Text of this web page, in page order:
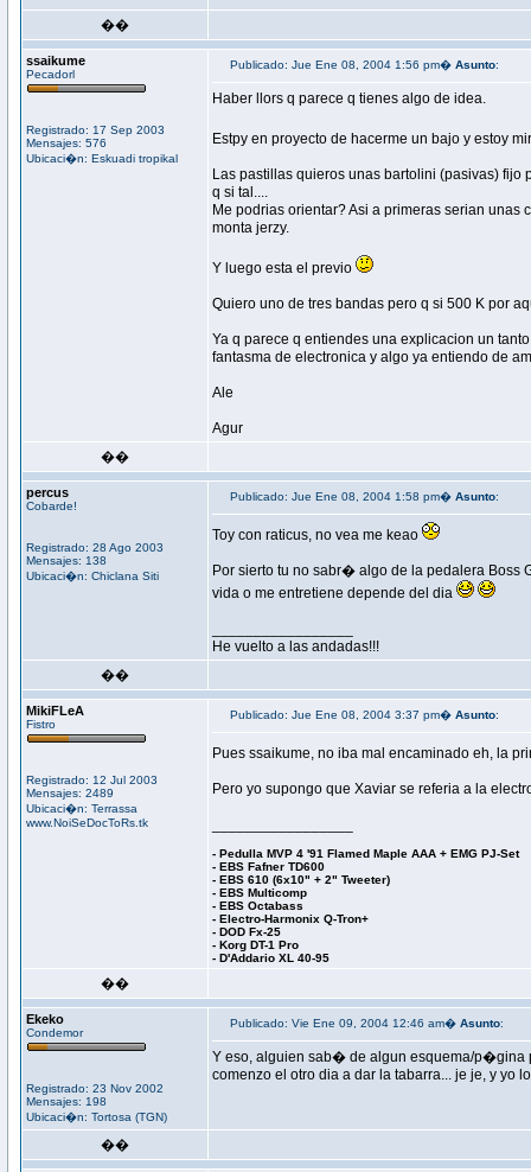
��
ssaikume
Pecadorl
Registrado: 17 Sep 2003
Mensajes: 576
Ubicaci�n: Eskuadi tropikal
Publicado: Jue Ene 08, 2004 1:56 pm� Asunto:
Haber llors q parece q tienes algo de idea.
Estpy en proyecto de hacerme un bajo y estoy
Las pastillas quieros unas bartolini (pasivas) fijo
q si tal....
Me podrias orientar? Asi a primeras serian
monta jerzy.
Y luego esta el previo
Quiero uno de tres bandas pero q si 500 K por
Ya q parece q entiendes una explicacion un
fantasma de electronica y algo ya entiendo de
Ale
Agur
��
percus
Cobarde!
Registrado: 28 Ago 2003
Mensajes: 138
Ubicaci�n: Chiclana Siti
Publicado: Jue Ene 08, 2004 1:58 pm� Asunto:
Toy con raticus, no vea me keao
Por sierto tu no sabr� algo de la pedalera Boss
vida o me entretiene depende del dia
He vuelto a las andadas!!!
��
MikiFLeA
Fistro
Registrado: 12 Jul 2003
Mensajes: 2489
Ubicaci�n: Terrassa
www.NoiSeDocToRs.tk
Publicado: Jue Ene 08, 2004 3:37 pm� Asunto:
Pues ssaikume, no iba mal encaminado eh, la
Pero yo supongo que Xaviar se referia a la
- Pedulla MVP 4 '91 Flamed Maple AAA + EMG PJ-Set
- EBS Fafner TD600
- EBS 610 (6x10" + 2" Tweeter)
- EBS Multicomp
- EBS Octabass
- Electro-Harmonix Q-Tron+
- DOD Fx-25
- Korg DT-1 Pro
- D'Addario XL 40-95
��
Ekeko
Condemor
Registrado: 23 Nov 2002
Mensajes: 198
Ubicaci�n: Tortosa (TGN)
Publicado: Vie Ene 09, 2004 12:46 am� Asunto:
Y eso, alguien sab� de algun esquema/p�gina
comenzo el otro dia a dar la tabarra... je je, y yo
��